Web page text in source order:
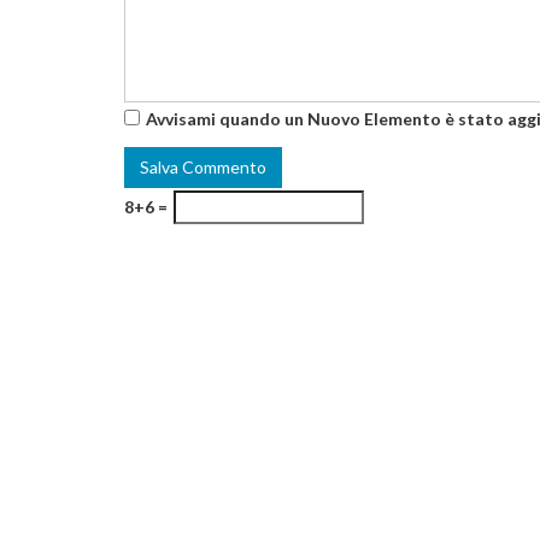
Avvisami quando un Nuovo Elemento è stato
8+6 =